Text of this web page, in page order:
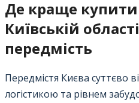
Де краще
Київській
передмість
Передмістя Києва суттєво
логістикою та рівнем